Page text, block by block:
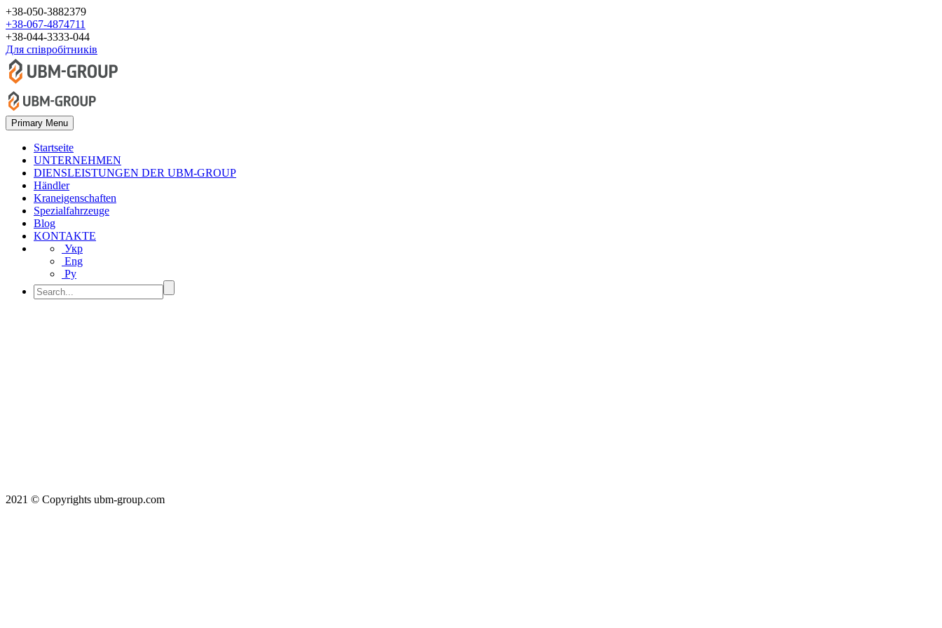
+38-050-3882379
+38-067-4874711
+38-044-3333-044
Для співробітників
Primary Menu
Startseite
UNTERNEHMEN
DIENSLEISTUNGEN DER UBM-GROUP
Händler
Kraneigenschaften
Spezialfahrzeuge
Blog
KONTAKTE
Укр
Eng
Ру
2021 © Copyrights ubm-group.com